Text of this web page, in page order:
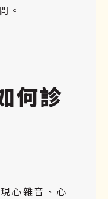
。
何診
心雜音、心